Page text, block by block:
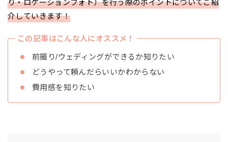
り・ロケーションフォト）を行う際のポイントについてご紹
介していきます！
この記事はこんな人にオススメ！
前撮り/ウェディングができるか知りたい
どうやって頼んだらいいかわからない
費用感を知りたい